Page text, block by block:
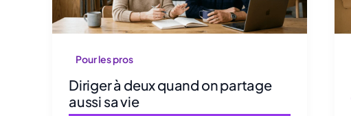
Pour les pros
Diriger à deux quand on partage
aussi sa vie